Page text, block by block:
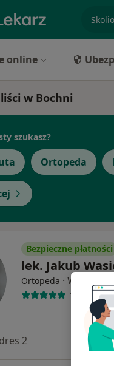
online
w Bochni
szukasz?
Ortopeda
Bezpieczne płatności
lek. Jakub
Ortopeda · Więcej
172 opinie
2